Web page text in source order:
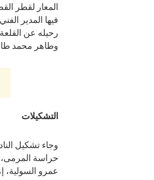
المعار لقطر
فيها المدير
رحيله عن
وطاهر محمد
التشكيلات
وجاء تشكيل
حراسة المرمى،
عمرو